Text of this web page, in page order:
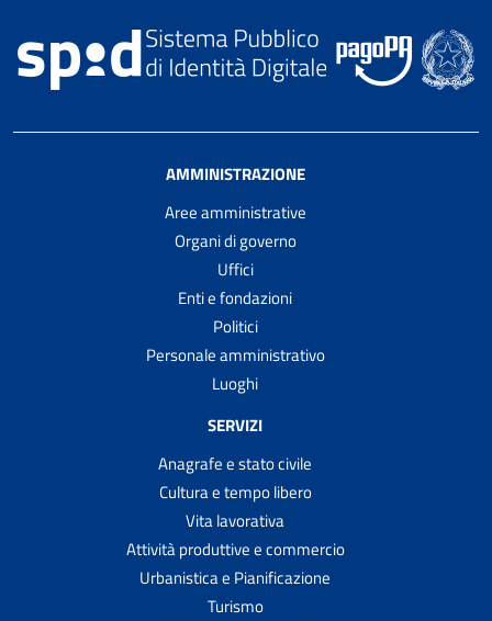
AMMINISTRAZIONE
Aree amministrative
Organi di governo
Uffici
Enti e fondazioni
Politici
Personale amministrativo
Luoghi
SERVIZI
Anagrafe e stato civile
Cultura e tempo libero
Vita lavorativa
Attività produttive e commercio
Urbanistica e Pianificazione
Turismo